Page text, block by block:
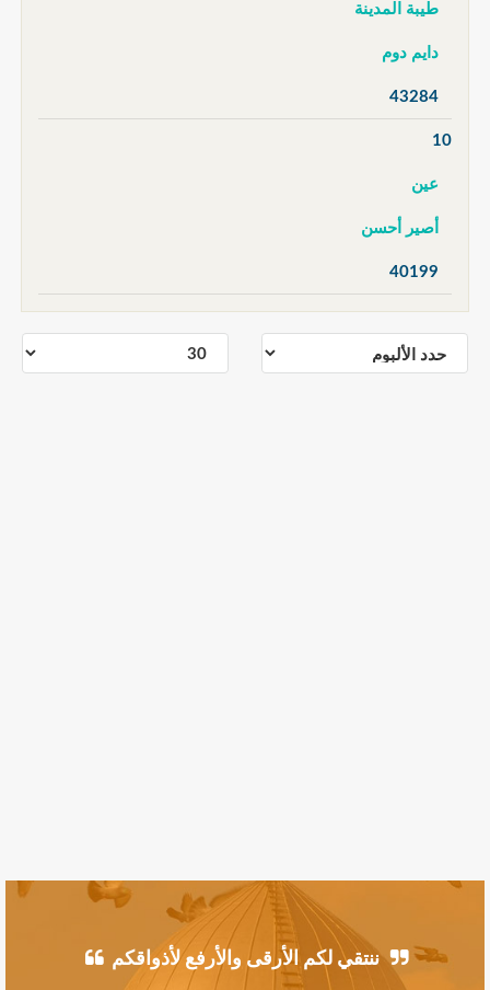
طيبة المدينة
دايم دوم
43284
10
عين
أصير أحسن
40199
ننتقي لكم الأرقى والأرفع لأذواقكم